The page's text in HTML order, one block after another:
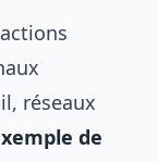
réseaux
de